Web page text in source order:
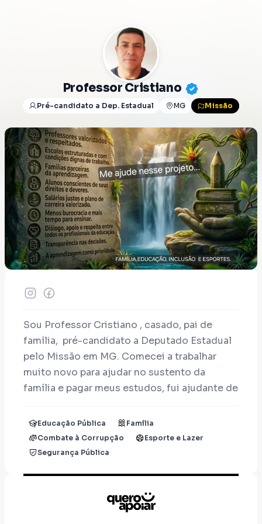
Professor Cristiano
Pré-candidato a Dep. Estadual MG Missão
Sou Professor Cristiano , casado, pai de
família, pré-candidato a Deputado Estadual
pelo Missão em MG. Comecei a trabalhar
muito novo para ajudar no sustento da
família e pagar meus estudos, fui ajudante de
balconista e professor, profissão que exerço
a 30 anos com muito orgulho, porque foi
onde ajudei na transformação de muitos
básica se encontra. Estou colocando o meu
nome á disposição para mudar este cenário e
Educação Pública
Família
Combate à Corrupção
Esporte e Lazer
Segurança Pública